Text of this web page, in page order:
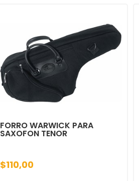
FORRO WARWICK PARA
SAXOFON TENOR
$110,00